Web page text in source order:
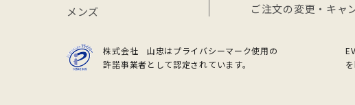
メンズ
ご注文の変更・キャ
株式会社 山忠はプライバシーマーク使用の
許諾事業者として認定されています。